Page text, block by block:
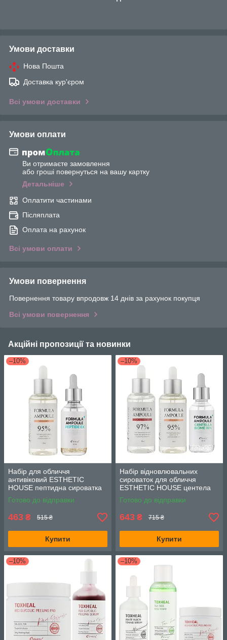
Умови доставки
Нова Пошта
Доставка кур'єром
Всі умови доставки
Умови оплати
Ви отримаєте замовлення
або гроші повернуться на вашу картку
Детальніше
Оплатити частинами
Післяплата
Оплата на рахунок
Всі умови оплати
Умови повернення
Повернення товару впродовж 14 днів за рахунок покупця
Всі умови повернення
Акційні пропозиції та новинки
–10%
Набір для обличчя
антивіковий ESTHETIC
HOUSE пептидна сироватка
55 мл + сироватка з муцином
равлика та золотом 80 мл
Готово до відправки
463 ₴ 515 ₴
Купити
–10%
Набір відновлювальних
сироваток для обличчя
ESTHETIC HOUSE центела
55 мл + галактомісіс 80 мл +
колаген 80 мл
Готово до відправки
643 ₴ 715 ₴
Купити
–10% –10%